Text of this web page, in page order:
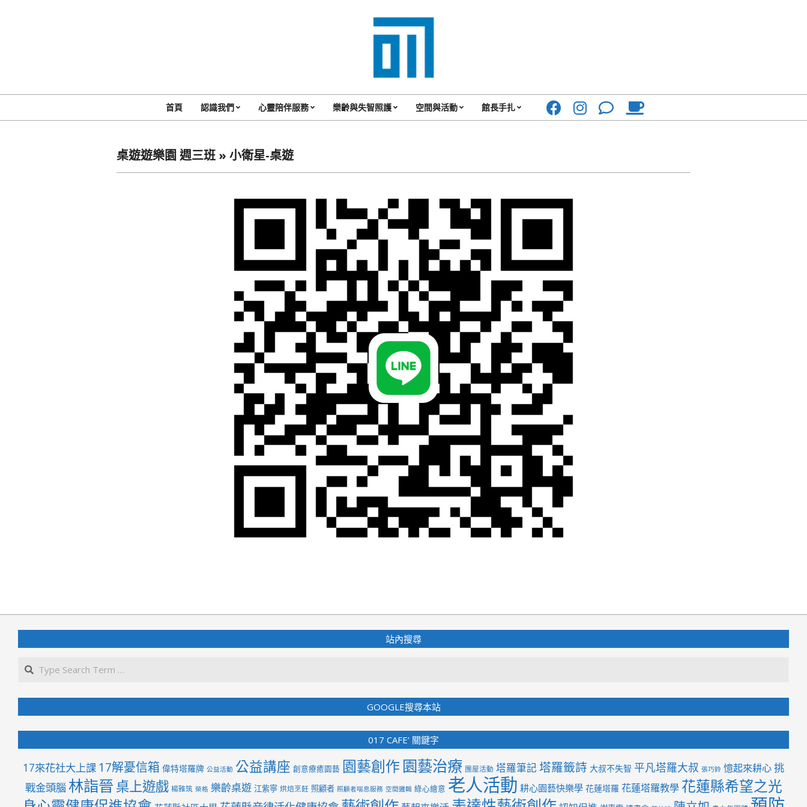
017
Cafe'
一
起
咖
啡
Primary
首頁 認識我們 心靈陪伴服務 樂齡與失智照護 空間與活動 館長手扎
桌遊遊樂園 週三班 »小衛星-桌遊
05-
30
站內搜尋
GOOGLE搜尋本站
017 CAFE’ 關鍵字
17來花社大上課 17解憂信箱 偉特塔羅牌 公益活動 公益講座 創意療癒園藝 園藝創作 園藝治療 團屋活動 塔羅筆記 塔羅籤詩 大叔不失智 平凡塔羅大叔 張巧鈴 憶起來耕心挑
戰金頭腦 林詣晉桌上遊戲 楊雅筑 榮格 樂齡桌遊 江紫寧 烘焙烹飪 照顧者 照顧者喘息服務 空間邏輯 綠心繪意 老人活動 耕心園藝快樂學 花蓮塔羅 花蓮塔羅教學 花蓮縣希望之光